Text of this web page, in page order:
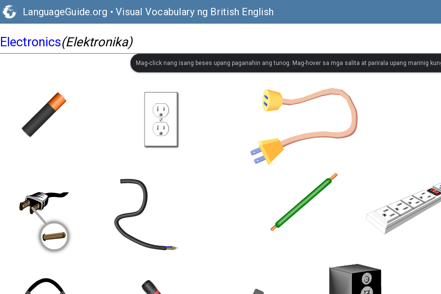
LanguageGuide.org • Visual Vocabulary ng British English
Electronics(Elektronika)
Mag-click nang isang beses upang paganahin ang tunog. Mag-hover sa mga salita at parirala upang marinig